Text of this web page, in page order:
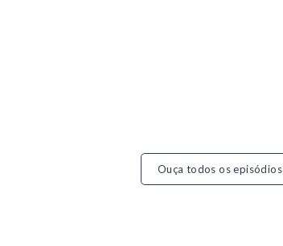
Ouça todos os episódios